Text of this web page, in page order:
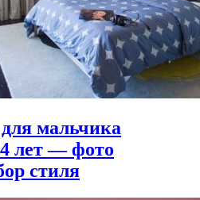
мальчика
лет — фото
стиля